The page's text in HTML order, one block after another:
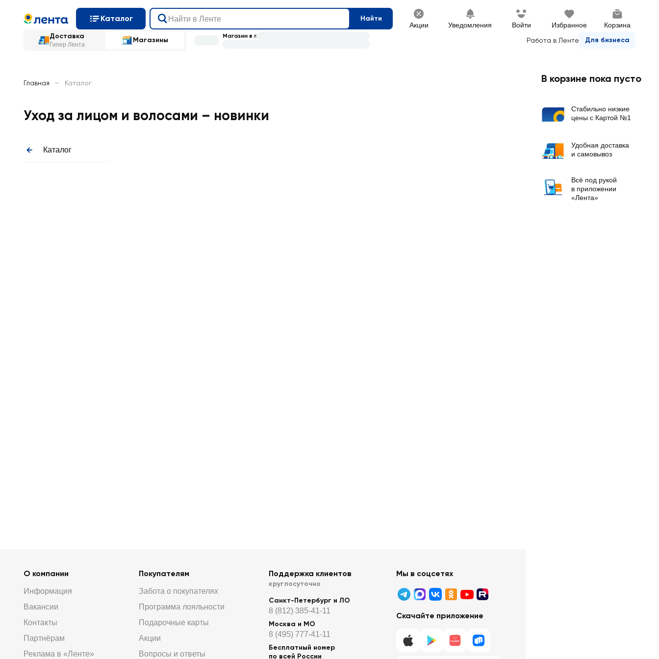
Каталог Найти
Акции Уведомления Войти Избранное Корзина
Доставка
Гипер Лента
Магазины Работа в Ленте Для бизнеса
Магазин в г.
Главная — Каталог
Уход за лицом и волосами – новинки
Каталог
О компании
Информация
Вакансии
Контакты
Партнёрам
Реклама в «Ленте»
Покупателям
Забота о покупателях
Программа лояльности
Подарочные карты
Акции
Вопросы и ответы
Поддержка клиентов
круглосуточно
Санкт-Петербург и ЛО
8 (812) 385-41-11
Москва и МО
8 (495) 777-41-11
Бесплатный номер
по всей России
Мы в соцсетях
Скачайте приложение
В корзине пока пусто
Стабильно низкие
цены с Картой №1
Удобная доставка
и самовывоз
Всё под рукой
в приложении
«Лента»